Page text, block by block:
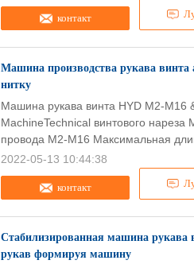
контакт
Машина производства рукава винта
нитку
контакт
Машина рукава винта HYD M2-M16
MachineTechnical винтового
провода M2-M16 Максимальная
2022-05-13 10:44:38
Стабилизированная машина
рукав формируя машину